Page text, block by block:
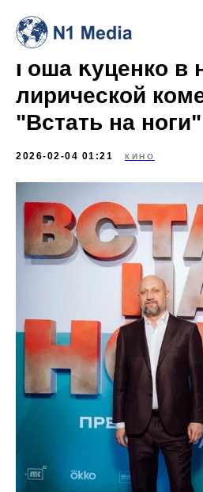
Гоша Куценко в
лирической
"Встать на ноги"
2026-02-04 01:21 КИНО